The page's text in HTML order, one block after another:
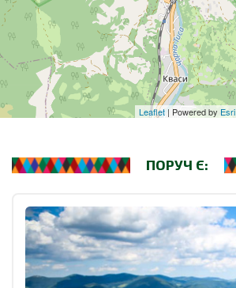
Leaflet| Powered by Esri
ПОРУЧ Є: